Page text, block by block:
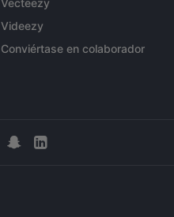
Vecteezy
Videezy
Conviértase en colaborador